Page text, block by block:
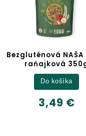
NAŠA KAŠA
350g
3,49 €